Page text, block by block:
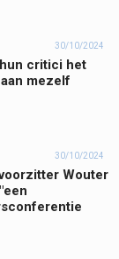
30/10/2024
critici het
mezelf
30/10/2024
Wouter